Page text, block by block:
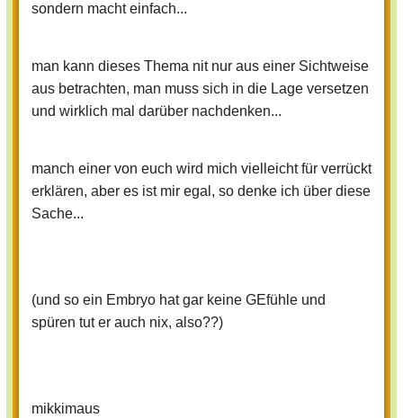
sondern macht einfach...
man kann dieses Thema nit nur aus einer Sichtweise
aus betrachten, man muss sich in die Lage versetzen
und wirklich mal darüber nachdenken...
manch einer von euch wird mich vielleicht für verrückt
erklären, aber es ist mir egal, so denke ich über diese
Sache...
(und so ein Embryo hat gar keine GEfühle und
spüren tut er auch nix, also??)
mikkimaus